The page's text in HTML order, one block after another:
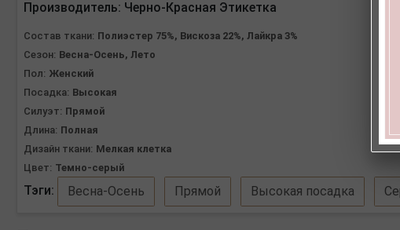
Производитель: Черно-Красная Этикетка
Состав ткани: Полиэстер 75%, Вискоза 22%, Лайкра 3%
Сезон: Весна-Осень, Лето
Пол: Женский
Посадка: Высокая
Силуэт: Прямой
Длина: Полная
Дизайн ткани: Мелкая клетка
Цвет: Темно-серый
Тэги: Весна-Осень Прямой Высокая посадка